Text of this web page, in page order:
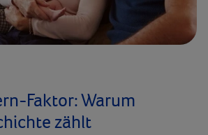
Faktor: Warum
zählt